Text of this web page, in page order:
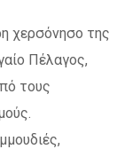
χερσόνησο της
Πέλαγος,
τους